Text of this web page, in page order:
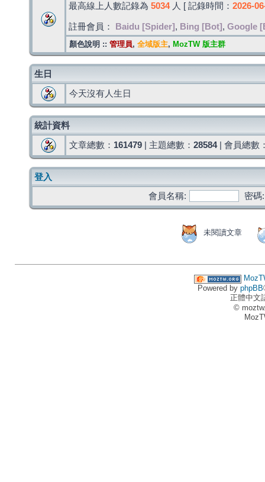
最高線上人數記錄為 5034人 [ 記錄時間： 2026-
註冊會員： Baidu [Spider] , Bing [Bot] , Google
顏色說明 :: 管理員, 全域版主, MozTW 版主群
生日
今天沒有人生日
統計資料
文章總數： 161479 | 主題總數： 28584| 會員總數
登入
會員名稱:
密碼:
未閱讀文章
Powered by phpBB
正體中文
©